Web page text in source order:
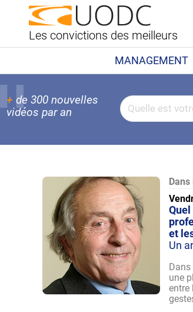
Les convictions des meilleurs
MANAGEMENT
+ de 300 nouvelles
vidéos par an
et
Un
une
entre